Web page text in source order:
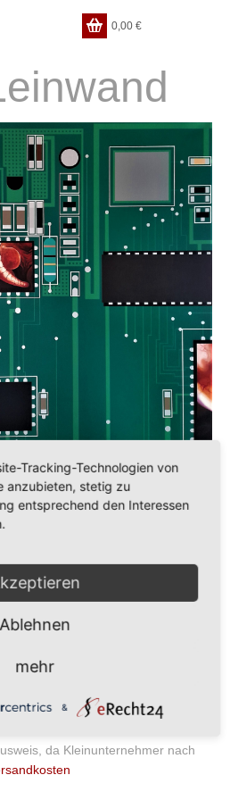
0,00€
€
da Kleinunternehmer nach
Tracking-Technologien von
anzubieten, stetig zu
entsprechend den Interessen
Ablehnen
mehr
&